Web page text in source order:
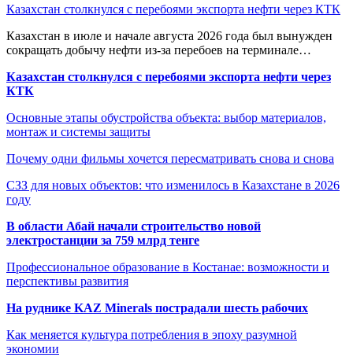
Казахстан столкнулся с перебоями экспорта нефти через КТК
Казахстан в июле и начале августа 2026 года был вынужден
сокращать добычу нефти из-за перебоев на терминале…
Казахстан столкнулся с перебоями экспорта нефти через
КТК
Основные этапы обустройства объекта: выбор материалов,
монтаж и системы защиты
Почему одни фильмы хочется пересматривать снова и снова
СЗЗ для новых объектов: что изменилось в Казахстане в 2026
году
В области Абай начали строительство новой
электростанции за 759 млрд тенге
Профессиональное образование в Костанае: возможности и
перспективы развития
На руднике KAZ Minerals пострадали шесть рабочих
Как меняется культура потребления в эпоху разумной
экономии